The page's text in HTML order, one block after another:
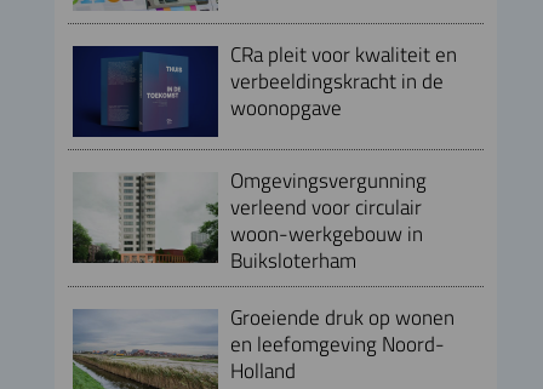
CRa pleit voor kwaliteit en
verbeeldingskracht in de
woonopgave
Omgevingsvergunning
verleend voor circulair
woon-werkgebouw in
Buiksloterham
Groeiende druk op wonen
en leefomgeving Noord-
Holland